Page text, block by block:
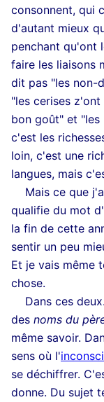
consonnent, qui
d'autant mieux
penchant qu'ont
faire les liaisons
dit pas "les non-
"les cerises
bon goût" et "les
c'est les
loin, c'est une
langues, mais
Mais ce que
qualifie du mot
la fin de cette
sentir un peu
Et je vais même
chose.
Dans ces
des noms du
même savoir.
sens où l'
se déchiffrer.
donne. Du sujet